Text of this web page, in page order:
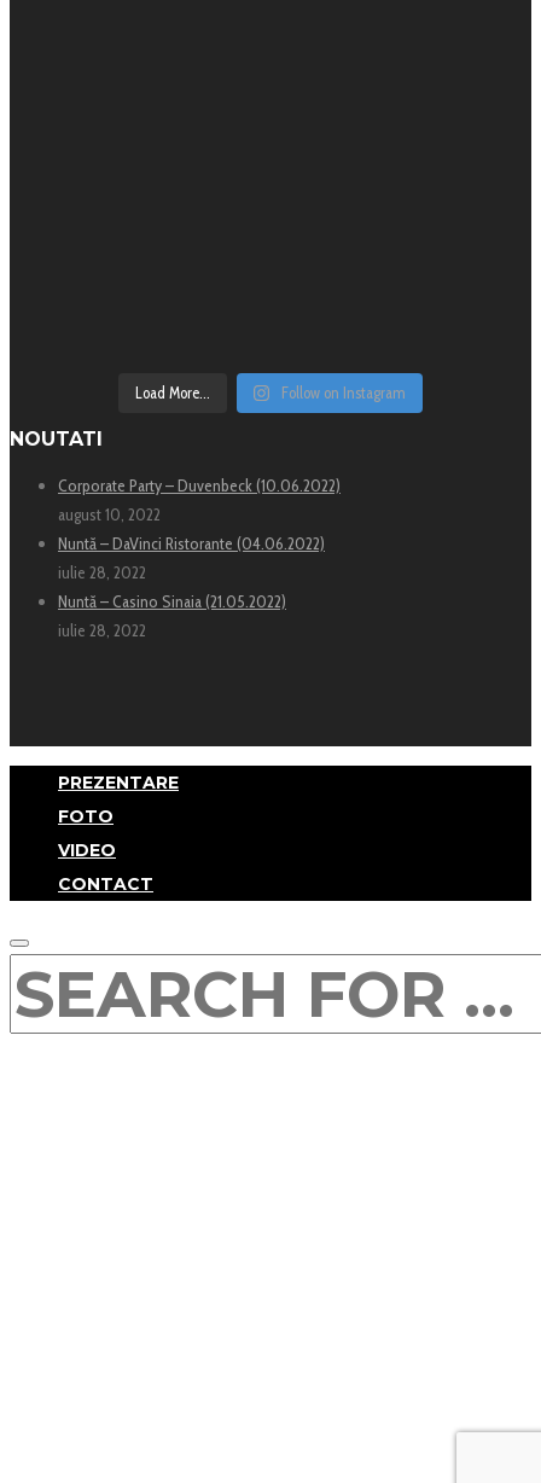
Load More... Follow on Instagram
NOUTATI
Corporate Party – Duvenbeck (10.06.2022)
august 10, 2022
Nuntă – DaVinci Ristorante (04.06.2022)
iulie 28, 2022
Nuntă – Casino Sinaia (21.05.2022)
iulie 28, 2022
PREZENTARE
FOTO
VIDEO
CONTACT
SEARCH